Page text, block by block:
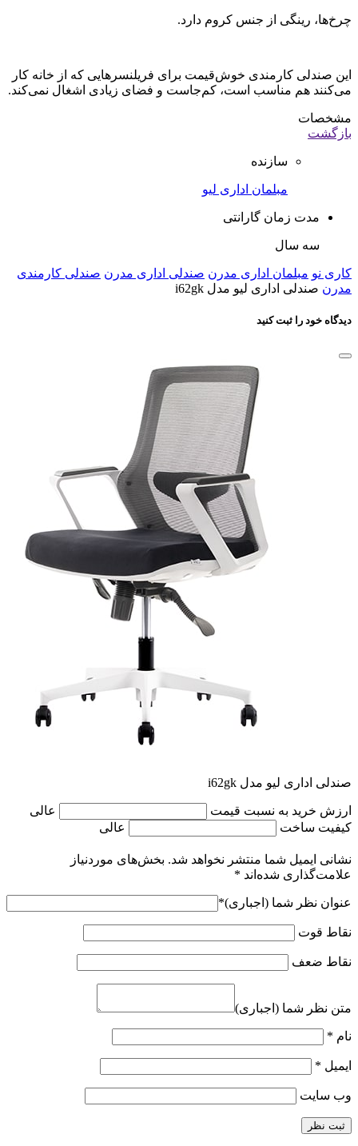
چرخ‌ها، رینگی از جنس کروم دارد.
این صندلی کارمندی خوش‌قیمت برای فریلنسرهایی که از خانه کار
می‌کنند هم مناسب است، کم‌جاست و فضای زیادی اشغال نمی‌کند.
مشخصات
بازگشت
سازنده
مبلمان اداری لیو
مدت زمان گارانتی
سه سال
کاری نو مبلمان اداری مدرن صندلی اداری مدرن صندلی کارمندی
مدرن صندلی اداری لیو مدل i62gk
دیدگاه خود را ثبت کنید
صندلی اداری لیو مدل i62gk
ارزش خرید به نسبت قیمت
عالی
کیفیت ساخت
عالی
نشانی ایمیل شما منتشر نخواهد شد. بخش‌های موردنیاز
علامت‌گذاری شده‌اند *
عنوان نظر شما (اجباری)*
نقاط قوت
نقاط ضعف
متن نظر شما (اجباری)
نام *
ایمیل *
وب‌ سایت